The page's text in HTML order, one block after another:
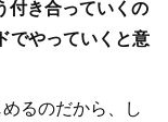
付き合っていくの
でやっていくと意
るのだから、し